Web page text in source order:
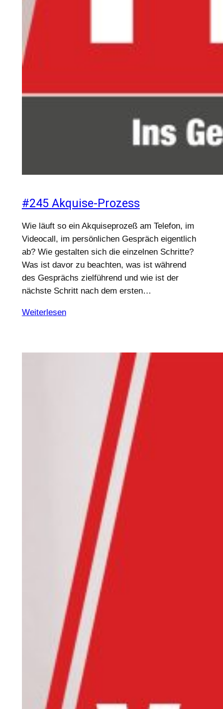
#245 Akquise-Prozess
Wie läuft so ein Akquiseprozeß am Telefon, im
Videocall, im persönlichen Gespräch eigentlich
ab? Wie gestalten sich die einzelnen Schritte?
Was ist davor zu beachten, was ist während
des Gesprächs zielführend und wie ist der
nächste Schritt nach dem ersten…
Weiterlesen